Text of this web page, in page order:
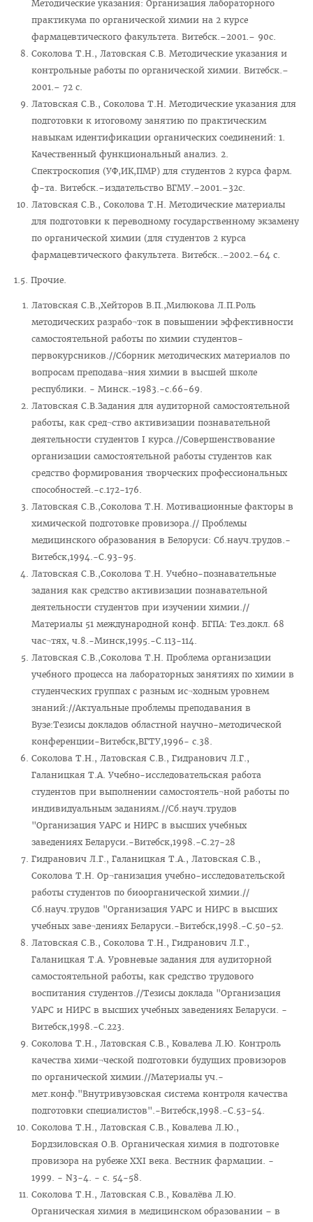
Приемная комиссия
Вступительная кампания
Университетские олимпиады
Приказ о зачислении победителей
Квоты для зачисления
Алгоритм подачи документов для победителей
университетских олимпиад
Архив проходных баллов
Общежитие
Заочная форма обучения
Для иностранных граждан
Часто задаваемые вопросы 2025
Стоимость обучения в ВГМУ
Профориентация
СТУДЕНТУ
Первокурснику
Расписание
Дневная форма обучения
Заочная форма обучения
Экзамены
Подготовительное отделение
Практика
БРСМ
Студенческий городок
Студенческий совет ВГМУ
Студенческий совет по качеству образования
Лаборатории профессионального мастерства
Каталог учебных дисциплин
Комиссия по снижению оплаты, переводу на бюджет
Нормативные документы
Образцы заявлений
ВЫПУСКНИКУ
Сектор клинической ординатуры и интернатуры
Интернатура
Объявления
Методическое обеспечение интернатуры
Планы и программы интернатуры
Текущая аттестация
Информация к квалификационному экзамену
Школа врача-интерна, провизора-интерна
Материалы для клинических ординаторов в СДО
Контрольные цифры приема
Перечень документов для приема в клиническую
ординатуру
Методические указания: Организация лабораторного
практикума по органической химии на 2 курсе
фармацевтического факультета. Витебск.–2001.– 90с.
Соколова Т.Н., Латовская С.В. Методические указания и
контрольные работы по органической химии. Витебск.–
2001.– 72 с.
Латовская С.В., Соколова Т.Н. Методические указания для
подготовки к итоговому занятию по практическим
навыкам идентификации органических соединений: 1.
Качественный функциональный анализ. 2.
Спектроскопия (УФ,ИК,ПМР) для студентов 2 курса фарм.
ф-та. Витебск.–издательство ВГМУ.–2001.–32с.
Латовская С.В., Соколова Т.Н. Методические материалы
для подготовки к переводному государственному экзамену
по органической химии (для студентов 2 курса
фармацевтического факультета. Витебск..–2002.–64 с.
1.5. Прочие.
Латовская С.В.,Хейторов В.П.,Милюкова Л.П.Роль
методических разрабо¬ток в повышении эффективности
самостоятельной работы по химии студентов-
первокурсников.//Сборник методических материалов по
вопросам преподава¬ния химии в высшей школе
республики. - Минск.-1983.-с.66-69.
Латовская С.В.Задания для аудиторной самостоятельной
работы, как сред¬ство активизации познавательной
деятельности студентов I курса.//Совершенствование
организации самостоятельной работы студентов как
средство формирования творческих профессиональных
способностей.-с.172-176.
Латовская С.В.,Соколова Т.Н. Мотивационные факторы в
химической подготовке провизора.// Проблемы
медицинского образования в Белоруси: Сб.науч.трудов.-
Витебск,1994.-С.93-95.
Латовская С.В.,Соколова Т.Н. Учебно-познавательные
задания как средство активизации познавательной
деятельности студентов при изучении химии.//
Материалы 51 международной конф. БГПА: Тез.докл. 68
час¬тях, ч.8.-Минск,1995.-С.113-114.
Латовская С.В.,Соколова Т.Н. Проблема организации
учебного процесса на лабораторных занятиях по химии в
студенческих группах с разным ис¬ходным уровнем
знаний://Актуальные проблемы преподавания в
Вузе:Тезисы докладов областной научно-методической
конференции-Витебск,ВГТУ,1996- с.38.
Соколова Т.Н., Латовская С.В., Гидранович Л.Г.,
Галаницкая Т.А. Учебно-исследовательская работа
студентов при выполнении самостоятель¬ной работы по
индивидуальным заданиям.//Сб.науч.трудов
"Организация УАРС и НИРС в высших учебных
заведениях Беларуси.-Витебск,1998.-С.27-28
Гидранович Л.Г., Галаницкая Т.А., Латовская С.В.,
Соколова Т.Н. Ор¬ганизация учебно-исследовательской
работы студентов по биоорганической химии.//
Сб.науч.трудов "Организация УАРС и НИРС в высших
учебных заве¬дениях Беларуси.-Витебск,1998.-С.50-52.
Латовская С.В., Соколова Т.Н., Гидранович Л.Г.,
Галаницкая Т.А. Уровневые задания для аудиторной
самостоятельной работы, как средство трудового
воспитания студентов.//Тезисы доклада "Организация
УАРС и НИРС в высших учебных заведениях Беларуси. -
Витебск,1998.-С.223.
Соколова Т.Н., Латовская С.В., Ковалева Л.Ю. Контроль
качества хими¬ческой подготовки будущих провизоров
по органической химии.//Материалы уч.-
мет.конф."Внутривузовская система контроля качества
подготовки специалистов".-Витебск,1998.-С.53-54.
Соколова Т.Н., Латовская С.В., Ковалева Л.Ю.,
Бордзиловская О.В. Органическая химия в подготовке
провизора на рубеже XXI века. Вестник фармации. -
1999. - N3-4. - с. 54-58.
Соколова Т.Н., Латовская С.В., Ковалёва Л.Ю.
Органическая химия в медицинском образовании – в